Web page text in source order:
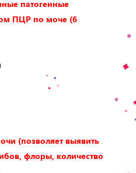
патогенные
ПЦР по моче (6
(позволяет выявить
флоры, количество